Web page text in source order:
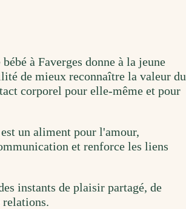
à Faverges donne à la jeune
de mieux reconnaître la valeur du
corporel pour elle-même et pour
est un aliment pour l'amour,
et renforce les liens
instants de plaisir partagé, de
relations.